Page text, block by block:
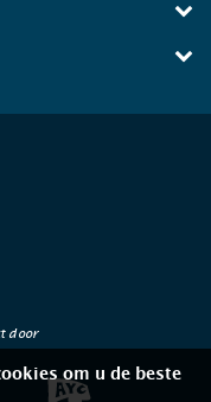
door
om u de beste